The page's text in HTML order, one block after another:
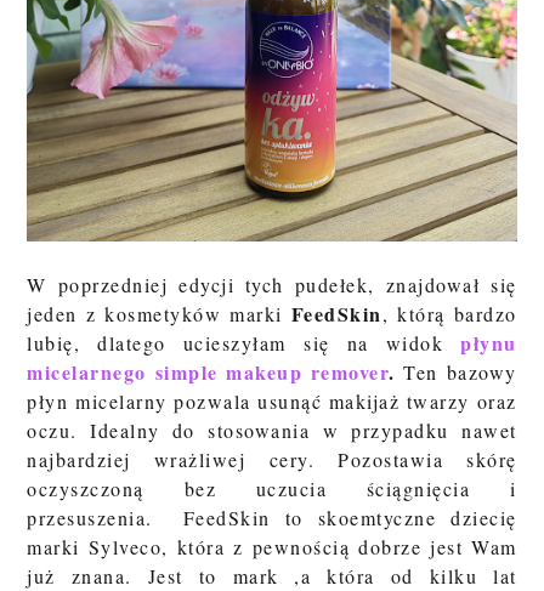
W poprzedniej edycji tych pudełek, znajdował się
jeden z kosmetyków marki FeedSkin, którą bardzo
lubię, dlatego ucieszyłam się na widokpłynu
micelarnego simple makeup remover.Ten bazowy
płyn micelarnypozwala usunąć makijaż twarzy oraz
oczu. Idealny do stosowania w przypadku nawet
najbardziej wrażliwej cery. Pozostawia skórę
oczyszczoną bez uczucia ściągnięcia i
przesuszenia.
FeedSkin to skoemtyczne dziecię
marki Sylveco, która z pewnością dobrze jest Wam
już znana. Jest to mark ,a która od kilku lat